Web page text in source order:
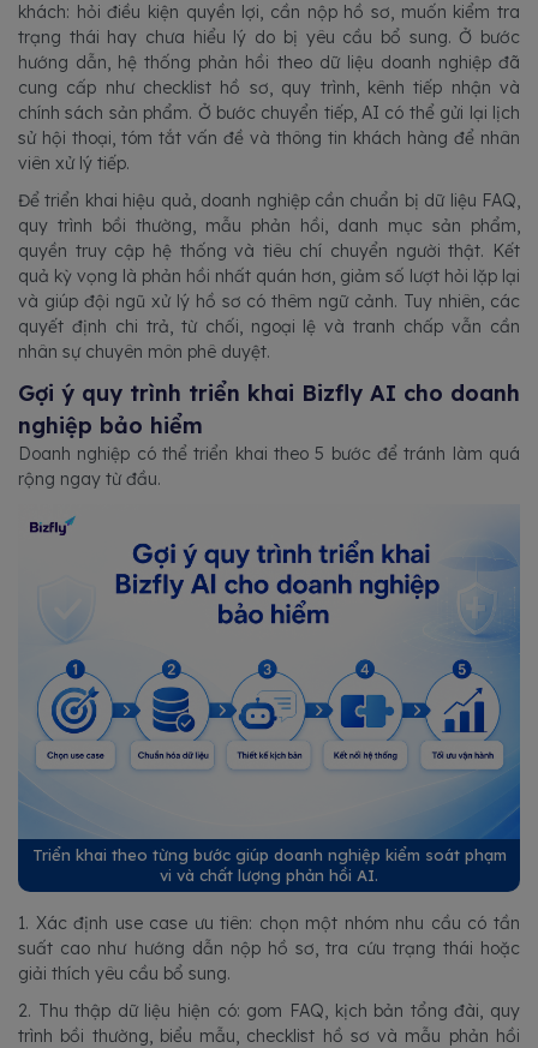
khách: hỏi điều kiện quyền lợi, cần nộp hồ sơ, muốn kiểm tra
trạng thái hay chưa hiểu lý do bị yêu cầu bổ sung. Ở bước
hướng dẫn, hệ thống phản hồi theo dữ liệu doanh nghiệp đã
cung cấp như checklist hồ sơ, quy trình, kênh tiếp nhận và
chính sách sản phẩm. Ở bước chuyển tiếp, AI có thể gửi lại lịch
sử hội thoại, tóm tắt vấn đề và thông tin khách hàng để nhân
viên xử lý tiếp.
Để triển khai hiệu quả, doanh nghiệp cần chuẩn bị dữ liệu FAQ,
quy trình bồi thường, mẫu phản hồi, danh mục sản phẩm,
quyền truy cập hệ thống và tiêu chí chuyển người thật. Kết
quả kỳ vọng là phản hồi nhất quán hơn, giảm số lượt hỏi lặp lại
và giúp đội ngũ xử lý hồ sơ có thêm ngữ cảnh. Tuy nhiên, các
quyết định chi trả, từ chối, ngoại lệ và tranh chấp vẫn cần
nhân sự chuyên môn phê duyệt.
Gợi ý quy trình triển khai Bizfly AI cho doanh
nghiệp bảo hiểm
Doanh nghiệp có thể triển khai theo 5 bước để tránh làm quá
rộng ngay từ đầu.
Triển khai theo từng bước giúp doanh nghiệp kiểm soát phạm
vi và chất lượng phản hồi AI.
1. Xác định use case ưu tiên: chọn một nhóm nhu cầu có tần
suất cao như hướng dẫn nộp hồ sơ, tra cứu trạng thái hoặc
giải thích yêu cầu bổ sung.
2. Thu thập dữ liệu hiện có: gom FAQ, kịch bản tổng đài, quy
trình bồi thường, biểu mẫu, checklist hồ sơ và mẫu phản hồi